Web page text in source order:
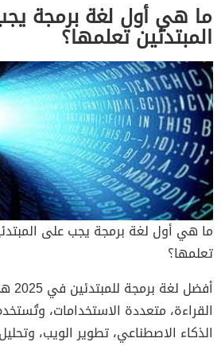
ما هي أول لغة برمجة
المبتدئين تعلمها؟
ما هي أول لغة برمجة يجب على
تعلمها؟
القراءة، متعددة الاستخدامات،
الذكاء الاصطناعي، تطوير الويب، وتحليل